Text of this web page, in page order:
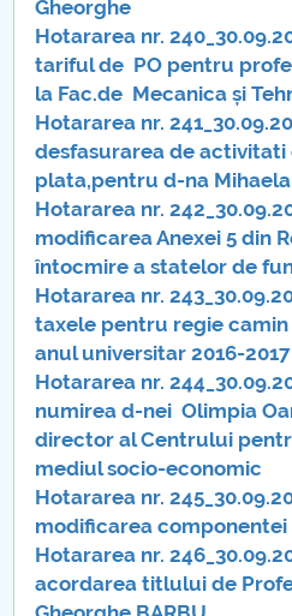
Hotărâri Senat din 25 iulie
Hotărârile Senatului 12
Hotărâri Senat din 14
Hotărâri Senat din 19
Hotarari Senat din 30
Hotarari din 7 octombrie
Hotarari Senat din 17
Hotărâri Senat din 24
Hotărâri Senat din 31
Hotărâri Senat din 14
Hotarari Senat 28
Gheorghe
Hotararea nr.
tariful de PO pentru
la Fac.de Mecanica și
Hotararea nr.
desfasurarea de
plata,pentru d-na
Hotararea nr.
modificarea Anexei 5 din
întocmire a statelor de
Hotararea nr.
taxele pentru regie
anul universitar 2016-2017
Hotararea nr.
numirea d-nei Olimpia
director al Centrului
mediul socio-economic
Hotararea nr.
modificarea componentei
Hotararea nr.
acordarea titlului de